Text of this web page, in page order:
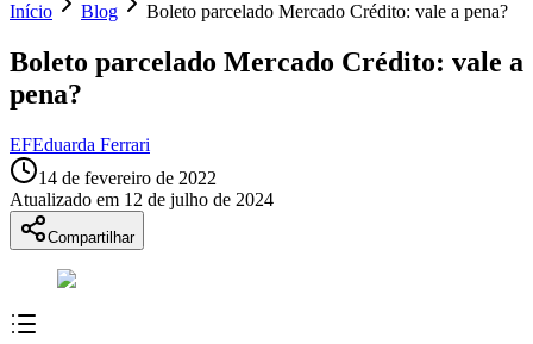
Início
Blog Boleto parcelado Mercado Crédito: vale a pena?
Boleto parcelado Mercado Crédito: vale a
pena?
EFEduarda Ferrari
14 de fevereiro de 2022
Atualizado em 12 de julho de 2024
Compartilhar